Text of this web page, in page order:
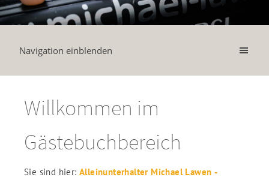
Navigation einblenden
Willkommen im
Gästebuchbereich
Sie sind hier: Alleinunterhalter Michael Lawen -